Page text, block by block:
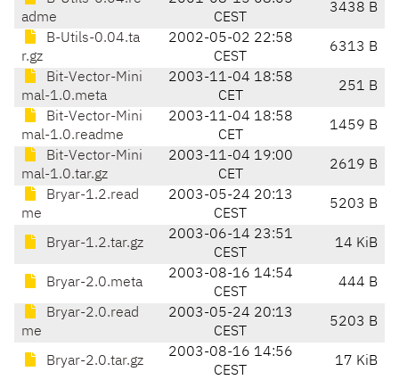
adme
CEST
3438 B
B-Utils-0.04.ta
r.gz
2002-05-02 22:58
CEST
6313 B
Bit-Vector-Mini
mal-1.0.meta
2003-11-04 18:58
CET
251 B
Bit-Vector-Mini
mal-1.0.readme
2003-11-04 18:58
CET
1459 B
Bit-Vector-Mini
mal-1.0.tar.gz
2003-11-04 19:00
CET
2619 B
Bryar-1.2.read
me
2003-05-24 20:13
CEST
5203 B
Bryar-1.2.tar.gz
2003-06-14 23:51
CEST
14 KiB
Bryar-2.0.meta
2003-08-16 14:54
CEST
444 B
Bryar-2.0.read
me
2003-05-24 20:13
CEST
5203 B
Bryar-2.0.tar.gz
2003-08-16 14:56
CEST
17 KiB